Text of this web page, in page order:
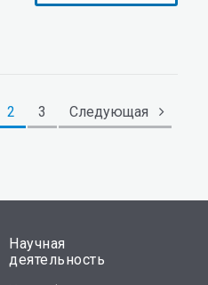
2 3 Следующая
Научная
деятельность